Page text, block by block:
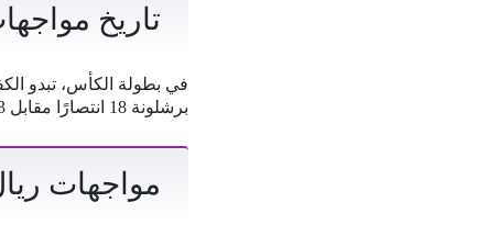
تاريخ
برشلونة 18 انتصارًا مقابل 13 فوزًا لـ ريال مدريد، بينما انتهت 8 مباريات بالتعادل.
مواجهات